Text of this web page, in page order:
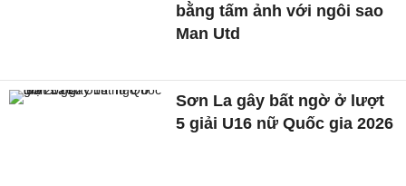
bằng tấm ảnh với ngôi sao
Man Utd
Sơn La gây bất ngờ ở lượt
5 giải U16 nữ Quốc gia 2026